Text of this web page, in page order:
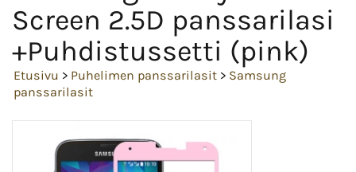
Screen 2.5D panssarilasi
+Puhdistussetti (pink)
Etusivu > Puhelimen panssarilasit > Samsung
panssarilasit